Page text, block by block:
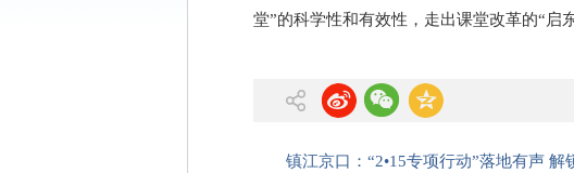
堂”的科学性和有效性，走出课堂改革的“启东
镇江京口：“2•15专项行动”落地有声 解